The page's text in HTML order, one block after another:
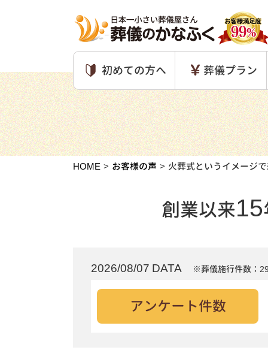
初めての方へ 葬儀プラン
HOME お客様の声 火葬式というイメージ
創業以来15
2026/08/07 DATA ※葬儀施行件数：
アンケート件数